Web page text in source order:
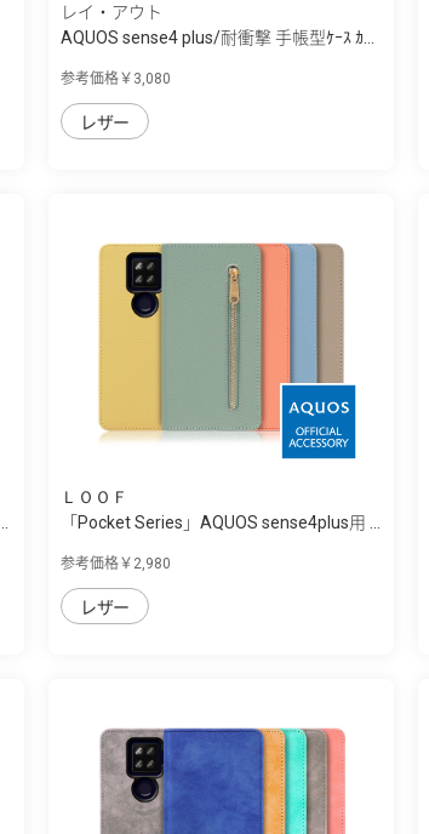
レイ・アウト
AQUOS sense4 plus/耐衝撃 手帳型ｹｰｽ ｶ...
参考価格￥3,080
レザー
ＬＯＯＦ
「Pocket Series」AQUOS sense4plus用 ...
参考価格￥2,980
レザー